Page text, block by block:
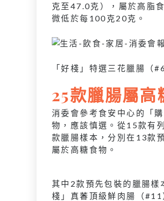
克至47.0克），屬於高脂
微低於每100克20克。
「好棧」特選三花臘腸（#6
25款臘腸屬高
消委會參考食安中心的「
物，應該慎選。從15款有
款臘腸樣本，分別在13款
屬於高糖食物。
其中2款預先包裝的臘腸樣
棧」真萫頂級鮮肉腸（